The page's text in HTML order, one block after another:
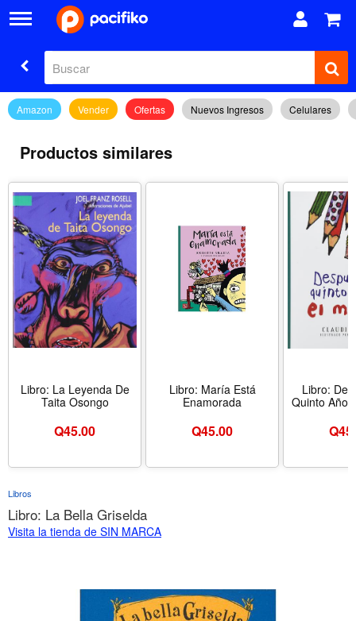
Amazon Vender Ofertas Nuevos Ingresos Celulares
Productos similares
Libro: La Leyenda De
Taita Osongo
Q45.00
Libro: María Está
Enamorada
Q45.00
Libro:
Quinto
Q
Libros
Libro: La Bella Griselda
Visita la tienda de SIN MARCA